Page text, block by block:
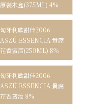
原裝木盒(375ML) 4%
匈牙利歐甜佳2006
ASZÚ ESSENCIA 貴腐
花香蜜酒(250ML) 8%
匈牙利歐甜佳2006
ASZÚ ESSENCIA 貴腐
花香蜜酒 8%